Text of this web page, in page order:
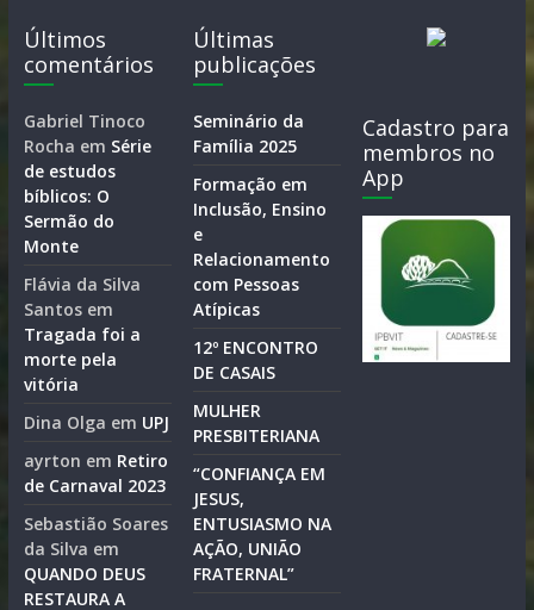
Últimos
comentários
Gabriel Tinoco
Rocha em Série
de estudos
bíblicos: O
Sermão do
Monte
Flávia da Silva
Santosem
Tragada foi a
morte pela
vitória
Dina Olga em UPJ
ayrton em Retiro
de Carnaval 2023
Sebastião Soares
da Silva em
QUANDO DEUS
RESTAURA A
Últimas
publicações
Seminário da
Família 2025
Formação em
Inclusão, Ensino
e
Relacionamento
com Pessoas
Atípicas
12º ENCONTRO
DE CASAIS
MULHER
PRESBITERIANA
“CONFIANÇA EM
JESUS,
ENTUSIASMO NA
AÇÃO, UNIÃO
FRATERNAL”
Cadastro para
membros no
App